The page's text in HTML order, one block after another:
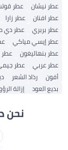
عطر نيشان
عطر
عطر افنان
عطر زارا
عطر بربري
عطر دي
عطر إيسي مياكي
عطر بنهاليغون
عطر
عطر عربي
عطر
أفون
رذاذ الشعر
بديع العود
إزالة
نحن